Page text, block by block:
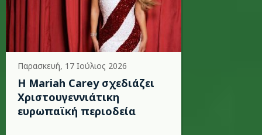
Παρασκευή, 17 Ιούλιος 2026
Η Mariah Carey σχεδιάζει
Χριστουγεννιάτικη
ευρωπαϊκή περιοδεία